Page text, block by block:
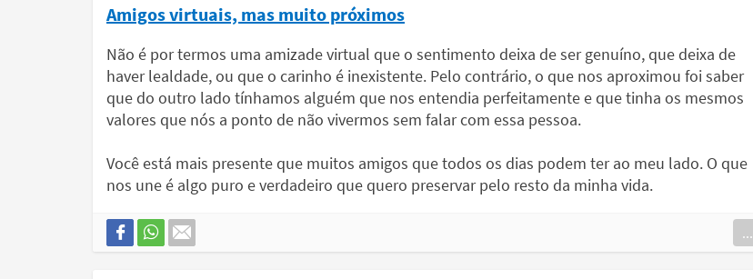
Amigos virtuais, mas muito próximos
Não é por termos uma amizade virtual que o sentimento deixa de ser genuíno, que deixa de
haver lealdade, ou que o carinho é inexistente. Pelo contrário, o que nos aproximou foi saber
que do outro lado tínhamos alguém que nos entendia perfeitamente e que tinha os mesmos
valores que nós a ponto de não vivermos sem falar com essa pessoa.
Você está mais presente que muitos amigos que todos os dias podem ter ao meu lado. O que
nos une é algo puro e verdadeiro que quero preservar pelo resto da minha vida.
...